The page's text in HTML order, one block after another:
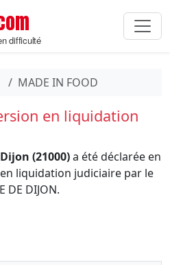
difficulté
MADE IN FOOD
en liquidation
Dijon (21000)a été déclarée en
liquidation judiciaire par le
DE DIJON.